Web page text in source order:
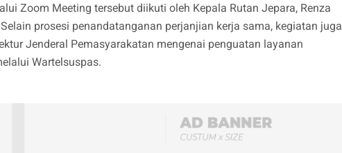
Zoom Meeting tersebut diikuti oleh Kepala Rutan Jepara, Renza
prosesi penandatanganan perjanjian kerja sama, kegiatan juga
Jenderal Pemasyarakatan mengenai penguatan layanan
Wartelsuspas.